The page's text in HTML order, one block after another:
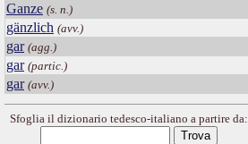
Ganze (s. n.)
gänzlich (avv.)
gar (agg.)
gar (partic.)
gar (avv.)
Sfoglia il dizionario tedesco-italiano a partire da: